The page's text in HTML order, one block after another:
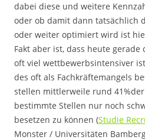
dabei diese und weitere
oder ob damit dann tatsächlich
oder weiter optimiert wird ist
Fakt aber ist, dass heute
oft viel wettbewerbsintensiver
des oft als Fachkräftemangels
stellen mittlerweile rund
bestimmte Stellen nur noch
besetzen zu können (Studie
Monster / Universitäten